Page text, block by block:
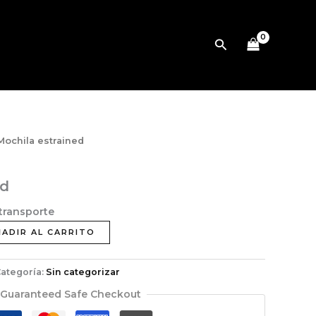
Buscar
estrained
AL CARRITO
Sin categorizar
Guaranteed Safe Checkout